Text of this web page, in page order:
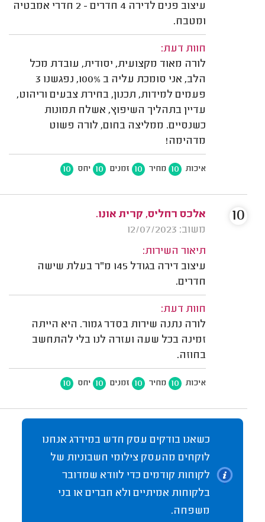
עיצוב פנים לדירה 4 חדרים - 2 חדרי אמבטיה
ומטבח.
חוות דעת:
לורה מאוד מקצועית, יסודית, עובדת מכל
הלב, אני סומכת עליה ב 100%, נפגשנו 3
פעמים למידות, תכנון, בחירת צבעים וריהוט,
עדיין בתהליך השיפוץ, אשלח תמונות
כשנסיים. ממליצה בחום, לורה פשוט
מדהימה!
איכות 10 מחיר 10 זמנים 10 יחס 10
אלכס רחליס, קרית אונו.
משוב: 12/07/2023
תיאור השירות:
עיצוב דירה בגודל 145 מ"ר בעלת שישה
חדרים.
חוות דעת:
לורה נתנה שירות בסדר גמור. היא הייתה
זמינה בכל שעה ועזרה לנו בלי להתחשב
בחוזה.
איכות 10 מחיר 10 זמנים 10 יחס 10
10
כשאנו בודקים עסק חדש במידרג אנחנו
לוקחים מהעסק צילומי חשבוניות של
לקוחות קודמים כדי לוודא שמדובר
בלקוחות אמיתיים ולא חברים או בני
משפחה.